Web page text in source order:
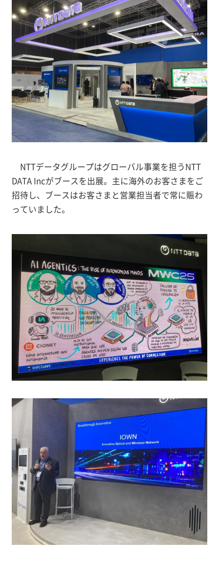
NTTデータグループはグローバル事業を担うNTT
DATA Incがブースを出展。主に海外のお客さまをご
招待し、ブースはお客さまと営業担当者で常に賑わ
っていました。